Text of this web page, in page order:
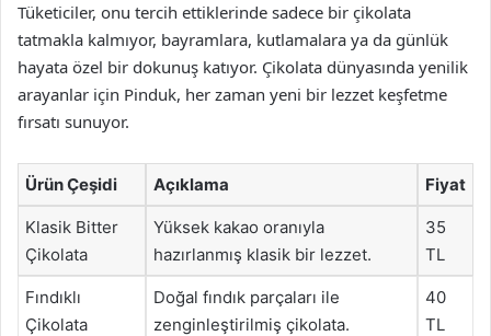
Tüketiciler, onu tercih ettiklerinde sadece bir çikolata
tatmakla kalmıyor, bayramlara, kutlamalara ya da günlük
hayata özel bir dokunuş katıyor. Çikolata dünyasında yenilik
arayanlar için Pinduk, her zaman yeni bir lezzet keşfetme
fırsatı sunuyor.
Ürün Çeşidi Açıklama Fiyat
Klasik Bitter
Çikolata
Yüksek kakao oranıyla
hazırlanmış klasik bir lezzet.
35
TL
Fındıklı
Çikolata
Doğal fındık parçaları ile
zenginleştirilmiş çikolata.
40
TL